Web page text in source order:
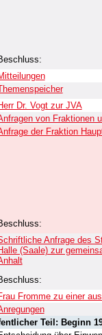
Dr. Vogt zur JVA
von Fraktionen
der Fraktion
Anfrage des
(Saale) zur
Fromme zu einer
Teil: Beginn